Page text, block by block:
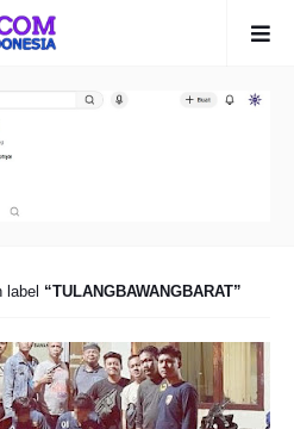
label TULANGBAWANGBARAT